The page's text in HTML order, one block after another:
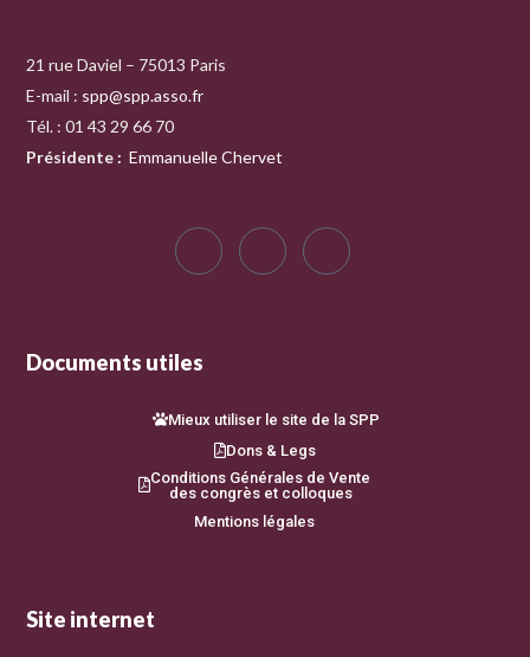
21 rue Daviel – 75013 Paris
E-mail : spp@spp.asso.fr
Tél. : 01 43 29 66 70
Présidente : Emmanuelle Chervet
Documents utiles
Mieux utiliser le site de la SPP
Dons & Legs
Conditions Générales de Vente
des congrès et colloques
Mentions légales
Site internet